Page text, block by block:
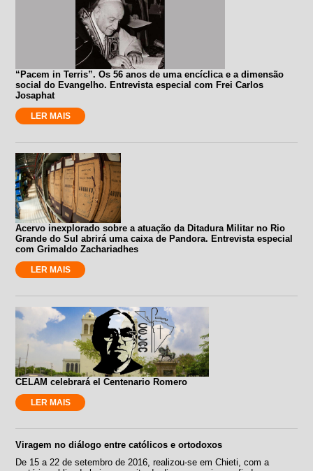
“Pacem in Terris”. Os 56 anos de uma encíclica e a dimensão
social do Evangelho. Entrevista especial com Frei Carlos
Josaphat
LER MAIS
Acervo inexplorado sobre a atuação da Ditadura Militar no Rio
Grande do Sul abrirá uma caixa de Pandora. Entrevista especial
com Grimaldo Zachariadhes
LER MAIS
CELAM celebrará el Centenario Romero
LER MAIS
Viragem no diálogo entre católicos e ortodoxos
De 15 a 22 de setembro de 2016, realizou-se em Chieti, com a